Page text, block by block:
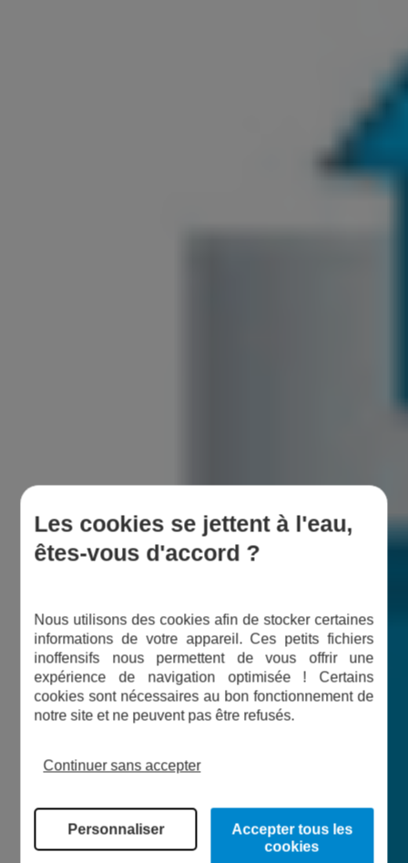
Les cookies se jettent à l'eau,
êtes-vous d'accord ?
Nous utilisons des cookies afin de stocker certaines
informations de votre appareil. Ces petits fichiers
inoffensifs nous permettent de vous offrir une
expérience de navigation optimisée ! Certains
cookies sont nécessaires au bon fonctionnement de
notre site et ne peuvent pas être refusés.
Continuer sans accepter
Personnaliser
Accepter tous les
cookies